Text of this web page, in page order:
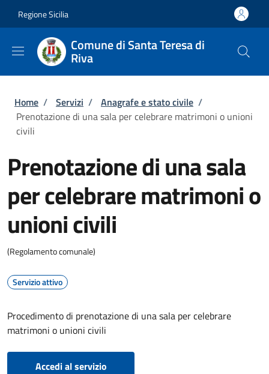
Regione Sicilia
Comune di Santa Teresa di
Riva
Briciole di pane
Home / Servizi / Anagrafe e stato civile /
Prenotazione di una sala per celebrare matrimoni o unioni
civili
Prenotazione di una sala
per celebrare matrimoni o
unioni civili
(Regolamento comunale)
Servizio attivo
Procedimento di prenotazione di una sala per celebrare
matrimoni o unioni civili
Accedi al servizio